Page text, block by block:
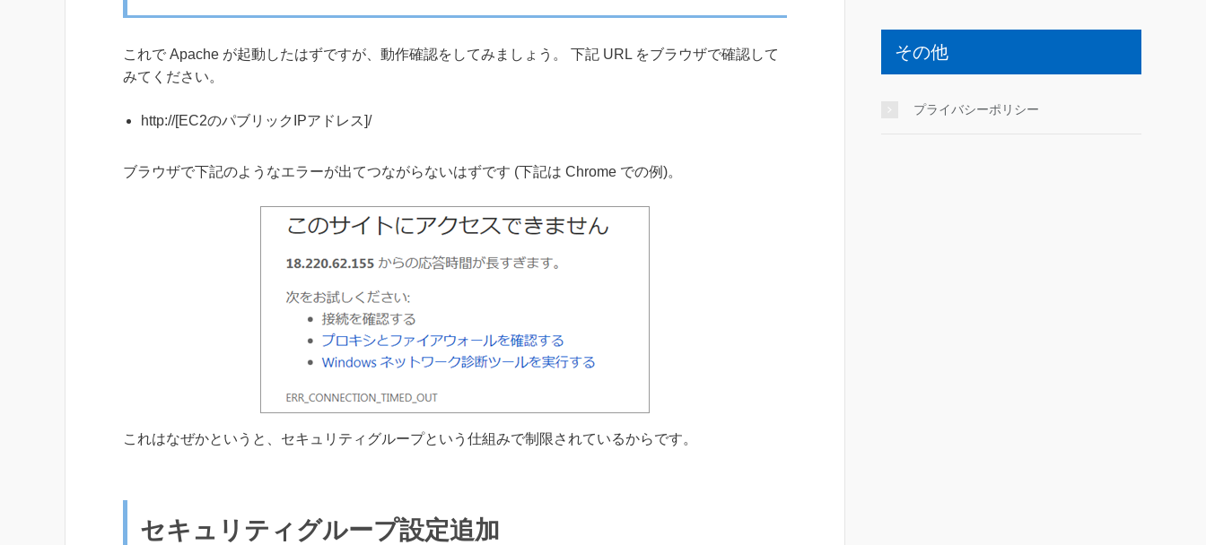
これで Apache が起動したはずですが、動作確認をしてみましょう。 下記 URL をブラウザで確認して
みてください。
http://[EC2のパブリックIPアドレス]/
ブラウザで下記のようなエラーが出てつながらないはずです (下記は Chrome での例)。
これはなぜかというと、セキュリティグループという仕組みで制限されているからです。
セキュリティグループ設定追加
その他
プライバシーポリシー